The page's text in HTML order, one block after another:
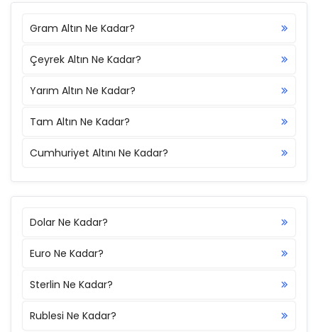
Gram Altın Ne Kadar?
Çeyrek Altın Ne Kadar?
Yarım Altın Ne Kadar?
Tam Altın Ne Kadar?
Cumhuriyet Altını Ne Kadar?
Dolar Ne Kadar?
Euro Ne Kadar?
Sterlin Ne Kadar?
Rublesi Ne Kadar?